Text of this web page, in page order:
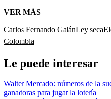
VER MÁS
Carlos Fernando GalánLey seca
Colombia
Le puede interesar
Walter Mercado: números de la
ganadoras para jugar la lotería